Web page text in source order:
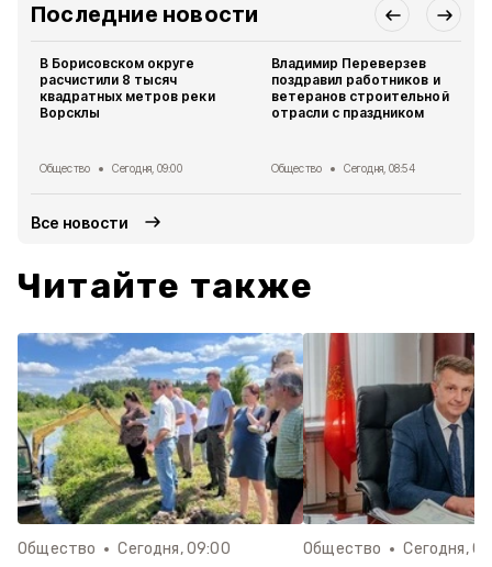
Последние новости
В Борисовском округе
расчистили 8 тысяч
квадратных метров реки
Ворсклы
Общество Сегодня, 09:00
Владимир Переверзев
поздравил работников и
ветеранов строительной
отрасли с праздником
Общество Сегодня, 08:54
Все новости
Читайте также
Общество Сегодня, 09:00 Общество Сегодня,